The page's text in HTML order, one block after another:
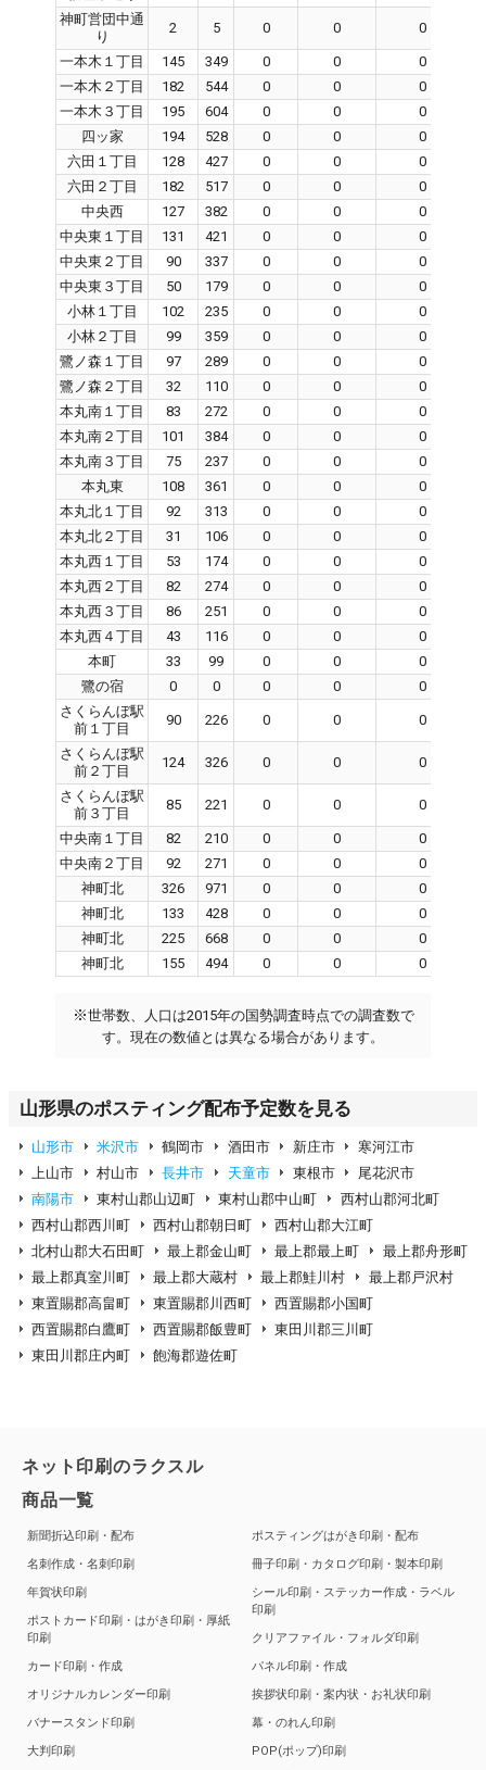
神町営団中通
り
2 5 0 0 0
一本木１丁目 145 349 0 0
0
一本木２丁目
182 544 0 0
0
一本木３丁目
195 604 0 0
0
四ッ家
194 528 0 0
0
六田１丁目
128 427 0 0
0
六田２丁目
182 517 0 0
0
中央西
127 382 0 0
0
中央東１丁目
131 421 0 0
0
中央東２丁目
90 337 0 0
0
中央東３丁目
50 179 0 0
0
小林１丁目
102 235 0 0
0
小林２丁目
99 359 0 0
0
鷺ノ森１丁目
97 289 0 0
0
鷺ノ森２丁目
32 110 0 0
0
本丸南１丁目
83 272 0 0
0
本丸南２丁目
101 384 0 0
0
本丸南３丁目
75 237 0 0
0
本丸東
108 361 0 0
0
本丸北１丁目
92 313 0 0
0
本丸北２丁目
31 106 0 0
0
本丸西１丁目
53 174 0 0
0
本丸西２丁目
82 274 0 0
0
本丸西３丁目
86 251 0 0
0
本丸西４丁目
43 116 0 0
0
本町
33 99 0 0
0
鷺の宿
0 0 0 0
0
さくらんぼ駅
前１丁目
90 226 0 0 0
さくらんぼ駅
前２丁目
124 326 0 0 0
さくらんぼ駅
前３丁目
85 221 0 0 0
中央南１丁目 82 210 0 0
0
中央南２丁目
92 271 0 0
0
神町北
326 971 0 0
0
神町北
133 428 0 0
0
神町北
225 668 0 0
0
神町北
155 494 0 0 0
※世帯数、人口は2015年の国勢調査時点での調査数で
す。現在の数値とは異なる場合があります。
山形県のポスティング配布予定数を見る
山形市 米沢市 鶴岡市 酒田市 新庄市
寒河江市
上山市
村山市 長井市 天童市 東根市
尾花沢市
南陽市
東村山郡山辺町 東村山郡中山町
西村山郡河北町
西村山郡西川町
西村山郡朝日町
西村山郡大江町
北村山郡大石田町
最上郡金山町 最上郡最上町
最上郡舟形町
最上郡真室川町
最上郡大蔵村 最上郡鮭川村
最上郡戸沢村
東置賜郡高畠町
東置賜郡川西町
西置賜郡小国町
西置賜郡白鷹町
西置賜郡飯豊町
東田川郡三川町
東田川郡庄内町
飽海郡遊佐町
ネット印刷のラクスル
商品一覧
新聞折込印刷・配布
名刺作成・名刺印刷
年賀状印刷
ポストカード印刷・はがき印刷・厚紙
印刷
カード印刷・作成
オリジナルカレンダー印刷
バナースタンド印刷
大判印刷
ポスティングはがき印刷・配布
冊子印刷・カタログ印刷・製本印刷
シール印刷・ステッカー作成・ラベル
印刷
クリアファイル・フォルダ印刷
パネル印刷・作成
挨拶状印刷・案内状・お礼状印刷
幕・のれん印刷
POP(ポップ)印刷